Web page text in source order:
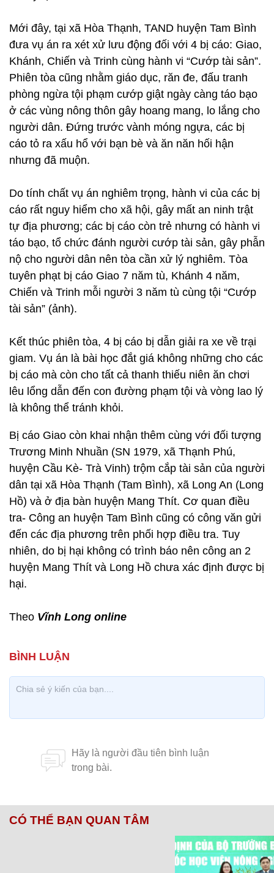
Mới đây, tại xã Hòa Thạnh, TAND huyện Tam Bình
đưa vụ án ra xét xử lưu động đối với 4 bị cáo: Giao,
Khánh, Chiến và Trinh cùng hành vi “Cướp tài sản”.
Phiên tòa cũng nhằm giáo dục, răn đe, đấu tranh
phòng ngừa tội phạm cướp giật ngày càng táo bạo
ở các vùng nông thôn gây hoang mang, lo lắng cho
người dân. Đứng trước vành móng ngựa, các bị
cáo tỏ ra xấu hổ với bạn bè và ăn năn hối hận
nhưng đã muộn.
Do tính chất vụ án nghiêm trọng, hành vi của các bị
cáo rất nguy hiểm cho xã hội, gây mất an ninh trật
tự địa phương; các bị cáo còn trẻ nhưng có hành vi
táo bạo, tổ chức đánh người cướp tài sản, gây phẫn
nộ cho người dân nên tòa cần xử lý nghiêm. Tòa
tuyên phạt bị cáo Giao 7 năm tù, Khánh 4 năm,
Chiến và Trinh mỗi người 3 năm tù cùng tội “Cướp
tài sản” (ảnh).
Kết thúc phiên tòa, 4 bị cáo bị dẫn giải ra xe về trại
giam. Vụ án là bài học đắt giá không những cho các
bị cáo mà còn cho tất cả thanh thiếu niên ăn chơi
lêu lổng dẫn đến con đường phạm tội và vòng lao lý
là không thể tránh khỏi.
Bị cáo Giao còn khai nhận thêm cùng với đối tượng
Trương Minh Nhuần (SN 1979, xã Thạnh Phú,
huyện Cầu Kè- Trà Vinh) trộm cắp tài sản của người
dân tại xã Hòa Thạnh (Tam Bình), xã Long An (Long
Hồ) và ở địa bàn huyện Mang Thít. Cơ quan điều
tra- Công an huyện Tam Bình cũng có công văn gửi
đến các địa phương trên phối hợp điều tra. Tuy
nhiên, do bị hại không có trình báo nên công an 2
huyện Mang Thít và Long Hồ chưa xác định được bị
hại.
Theo Vĩnh Long online
CÓ THỂ BẠN QUAN TÂM